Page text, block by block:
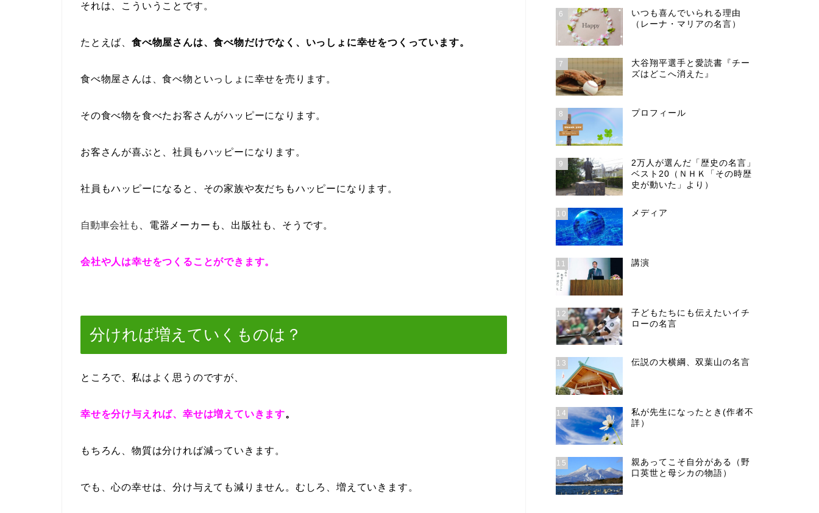
それは、こういうことです。
たとえば、 食べ物屋さんは、食べ物だけでなく、いっしょに幸せをつくっています。
食べ物屋さんは、食べ物といっしょに幸せを売ります。
その食べ物を食べたお客さんがハッピーになります。
お客さんが喜ぶと、社員もハッピーになります。
社員もハッピーになると、その家族や友だちもハッピーになります。
自動車会社も 、電器メーカーも、出版社も、そうです。
会社や人は幸せをつくることができます。
分ければ増えていくものは？
ところで、私はよく思うのですが、
幸せを分け与えれば、幸せは増えていきます。
もちろん、物質は分ければ減っていきます。
でも、心の幸せは、分け与えても減りません。むしろ、増えていきます。
6
いつも喜んでいられる理由
（レーナ・マリアの名言）
7
大谷翔平選手と愛読書『チー
ズはどこへ消えた』
8 プロフィール
9
2万人が選んだ「歴史の名言」
ベスト20（ＮＨＫ「その時歴
史が動いた」より）
10 メディア
11 講演
12
子どもたちにも伝えたいイチ
ローの名言
13 伝説の大横綱、双葉山の名言
14
私が先生になったとき(作者不
詳）
15
親あってこそ自分がある（野
口英世と母シカの物語）